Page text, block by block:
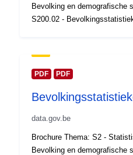
Ruimtelijk:
] ]
Identificatoren:
Bevolking en demografische
S200.02 -
PDF PDF
data.gov.be
Brochure Thema: S2 -
Bevolking en demografische